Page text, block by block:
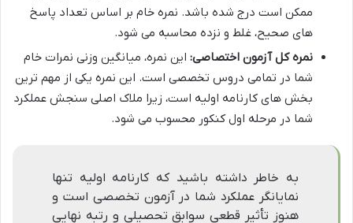
ممکن است درج شده باشد. نمره خام بر اساس تعداد پاسخ
های صحیح، غلط و نزده محاسبه می شود.
نمره کل آزمون اختصاصی: این نمره، میانگین وزنی نمرات خام
شما در تمامی دروس تخصصی است. این نمره یکی از مهم ترین
بخش های کارنامه اولیه است، زیرا ملاک اصلی سنجش عملکرد
شما در مرحله اول کنکور محسوب می شود.
به خاطر داشته باشید که کارنامه اولیه تنها
نمایانگر عملکرد شما در آزمون تخصصی است و
هنوز تأثیر قطعی سوابق تحصیلی و رتبه نهایی